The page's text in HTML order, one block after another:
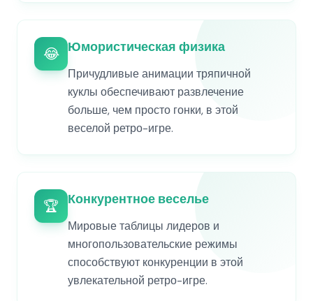
😂 Юмористическая физика
Причудливые анимации тряпичной
куклы обеспечивают развлечение
больше, чем просто гонки, в этой
веселой ретро-игре.
🏆 Конкурентное веселье
Мировые таблицы лидеров и
многопользовательские режимы
способствуют конкуренции в этой
увлекательной ретро-игре.